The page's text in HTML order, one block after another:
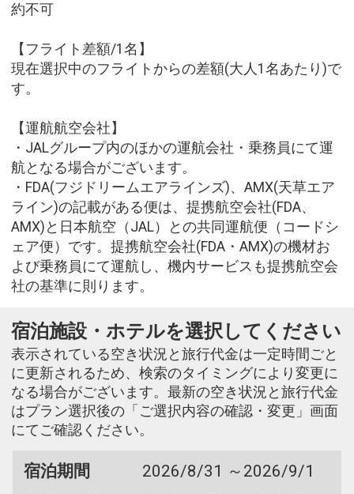
約不可
【フライト差額/1名】
現在選択中のフライトからの差額(大人1名あたり)で
す。
【運航航空会社】
・JALグループ内のほかの運航会社・乗務員にて運
航となる場合がございます。
・FDA(フジドリームエアラインズ)、AMX(天草エア
ライン)の記載がある便は、提携航空会社(FDA、
AMX)と日本航空（JAL）との共同運航便（コードシ
ェア便）です。提携航空会社(FDA・AMX)の機材お
よび乗務員にて運航し、機内サービスも提携航空会
社の基準に則ります。
宿泊施設・ホテルを選択してください
表示されている空き状況と旅行代金は一定時間ごと
に更新されるため、検索のタイミングにより変更に
なる場合がございます。最新の空き状況と旅行代金
はプラン選択後の「ご選択内容の確認・変更」画面
にてご確認ください。
宿泊期間
2026/8/31 ～2026/9/1